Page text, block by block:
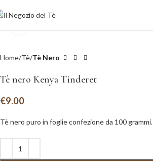
Home Tè Tè Nero
Tè nero Kenya Tinderet
€9.00
Tè nero puro in foglie confezione da 100 grammi.